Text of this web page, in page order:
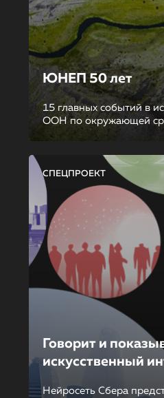
ЮНЕП 50 лет
15 главных событий в
ООН по окружающей
СПЕЦПРОЕКТ
Говорит и
искусственный
Нейросеть Сбера